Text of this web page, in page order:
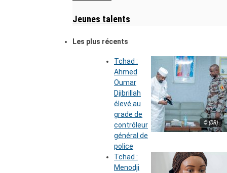
Jeunes talents
Les plus récents
© (DR)
Tchad :
Ahmed
Oumar
Djibrillah
élevé au
grade de
contrôleur
général de
police
Tchad :
Menodji